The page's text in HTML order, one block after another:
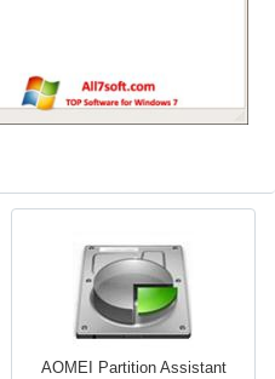
AOMEI Partition Assistant